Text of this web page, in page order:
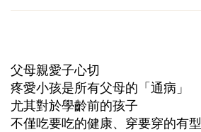
父母親愛子心切
疼愛小孩是所有父母的「通病」
尤其對於學齡前的孩子
不僅吃要吃的健康、穿要穿的有型